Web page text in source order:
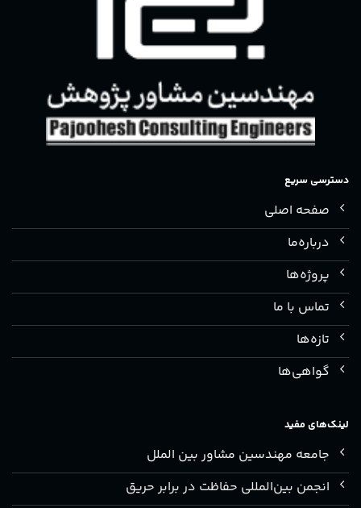
دسترسی سریع
صفحه اصلی
درباره‌ما
پروژه‌ها
تماس با ما
تازه‌ها
گواهی‌ها
لینک‌های مفید
جامعه مهندسین مشاور بین الملل
انجمن بین‌المللی حفاظت در برابر حریق